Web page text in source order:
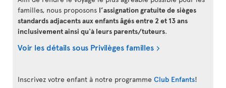
familles, nous proposons l’assignation gratuite de sièges
standards adjacents aux enfants âgés entre 2 et 13 ans
inclusivement ainsi qu'à leurs parents/tuteurs.
Voir les détails sous Privilèges familles
Inscrivez votre enfant à notre programme Club Enfants!